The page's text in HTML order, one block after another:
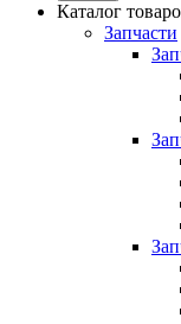
Каталог
Запчасти